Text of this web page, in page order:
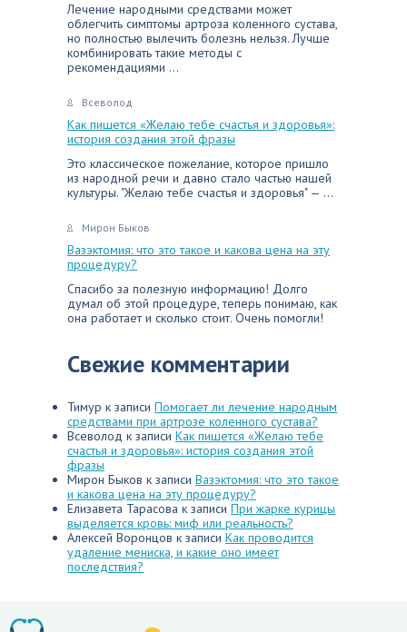
Лечение народными средствами может
облегчить симптомы артроза коленного сустава,
но полностью вылечить болезнь нельзя. Лучше
комбинировать такие методы с
рекомендациями ...
Всеволод
Как пишется «Желаю тебе счастья и здоровья»:
история создания этой фразы
Это классическое пожелание, которое пришло
из народной речи и давно стало частью нашей
культуры. "Желаю тебе счастья и здоровья" — ...
Мирон Быков
Вазэктомия: что это такое и какова цена на эту
процедуру?
Спасибо за полезную информацию! Долго
думал об этой процедуре, теперь понимаю, как
она работает и сколько стоит. Очень помогли!
Свежие комментарии
Тимур к записи Помогает ли лечение народным
средствами при артрозе коленного сустава?
Всеволод к записи Как пишется «Желаю тебе
счастья и здоровья»: история создания этой
фразы
Мирон Быков к записи Вазэктомия: что это такое
и какова цена на эту процедуру?
Елизавета Тарасова к записи При жарке курицы
выделяется кровь: миф или реальность?
Алексей Воронцов к записи Как проводится
удаление мениска, и какие оно имеет
последствия?